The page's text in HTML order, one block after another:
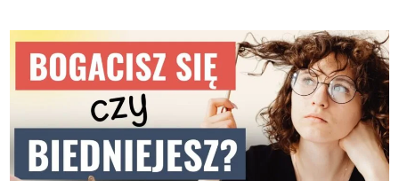
DOBRZE
FINANSOWO